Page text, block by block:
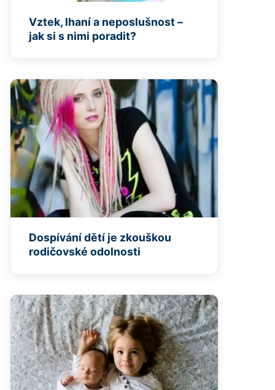
Vztek, lhaní a neposlušnost –
jak si s nimi poradit?
Dospívání dětí je zkouškou
rodičovské odolnosti